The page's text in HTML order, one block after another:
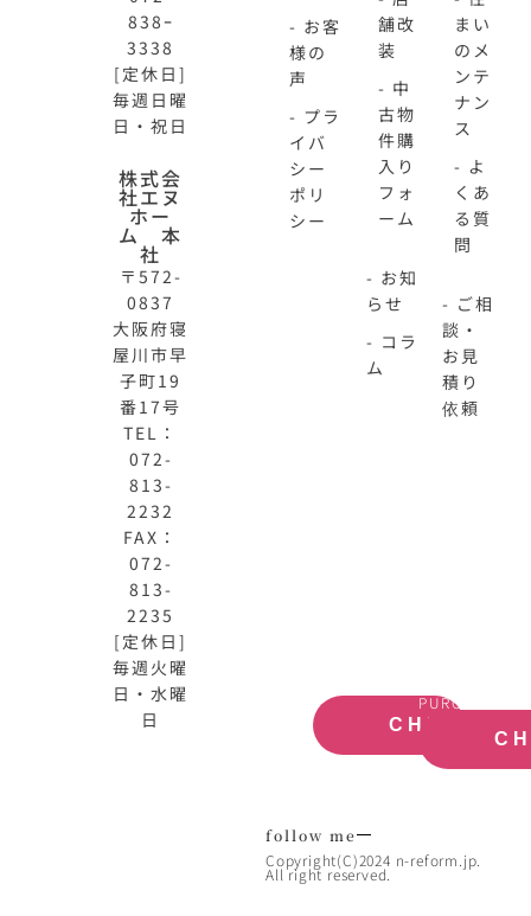
838ｰ
3338
[定休日]
毎週日曜
日・祝日
株式会
社エヌ
ホー
ム 本
社
〒572-
0837
大阪府寝
屋川市早
子町19
番17号
TEL：
072-
813-
2232
FAX：
072-
813-
2235
[定休日]
毎週火曜
日・水曜
日
- お客
様の
声
- プラ
イバ
シー
ポリ
シー
舗改
装
- 中
古物
件購
入り
フォ
ーム
- お知
らせ
- コラ
ム
まい
のメ
ンテ
ナン
ス
- よ
くあ
る質
問
- ご相
談・
お見
積り
依頼
CHECK
PURCHASE
follow me
Copyright(C)2024 n-reform.jp.
All right reserved.